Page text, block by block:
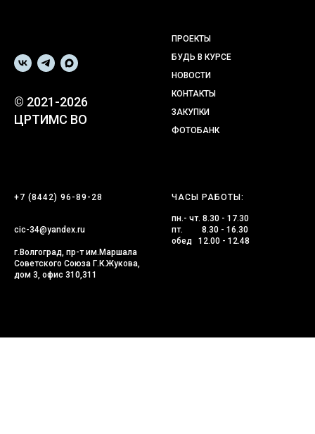
© 2021-2026
ЦРТИМС ВО
ПРОЕКТЫ
БУДЬ В КУРСЕ
НОВОСТИ
КОНТАКТЫ
ЗАКУПКИ
ФОТОБАНК
+7 (8442) 96-89-28
cic-34@yandex.ru
г.Волгоград, пр-т им.Маршала
Советского Союза Г.К.Жукова,
дом 3, офис 310,311
ЧАСЫ РАБОТЫ:
пн.- чт. 8.30 - 17.30
пт. 8.30 - 16.30
обед 12.00 - 12.48